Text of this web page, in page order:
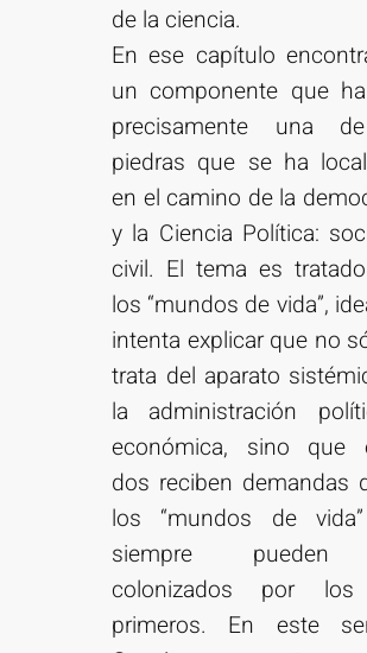
de la ciencia.
En ese capítulo
un componente que
precisamente una
piedras que se ha
en el camino de la
y la Ciencia Política:
civil. El tema es
los “mundos de vida”,
intenta explicar que no
trata del aparato
la administración
económica, sino que
dos reciben demandas
los “mundos de
siempre
colonizados por
primeros. En este